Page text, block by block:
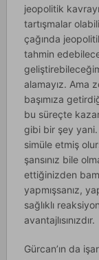
jeopolitik
tartışmalar
çağında
tahmin
alamayız. Ama
başımıza
bu süreçte
gibi bir şey
simüle etmiş
şansınız bile
ettiğinizden
yapmışsanız,
sağlıklı
avantajlısınızdır.
Gürcan’ın da